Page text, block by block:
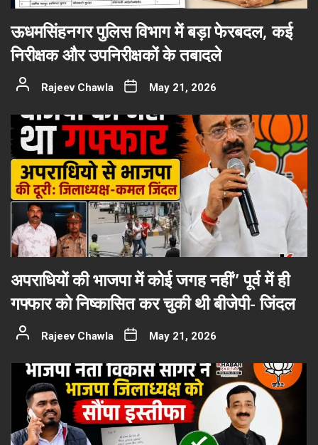
ऊधमसिंहनगर पुलिस विभाग में बड़ा फेरबदल, कई
निरीक्षक और उपनिरीक्षकों के तबादले
Rajeev Chawla May 21, 2026
अपराधियों की भाजपा में कोई जगह नहीं” पूर्व में ही
गफ्फार को निष्कासित कर चुकी थी बीजेपी- जिंदल
Rajeev Chawla May 21, 2026